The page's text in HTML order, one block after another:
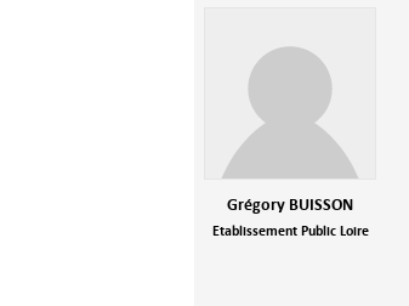
Grégory BUISSON
Etablissement Public Loire